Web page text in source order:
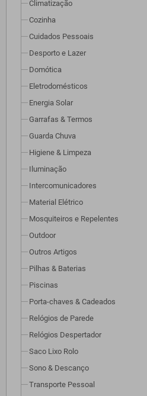
Climatização
Cozinha
Cuidados Pessoais
Desporto e Lazer
Domótica
Eletrodomésticos
Energia Solar
Garrafas & Termos
Guarda Chuva
Higiene & Limpeza
Iluminação
Intercomunicadores
Material Elétrico
Mosquiteiros e Repelentes
Outdoor
Outros Artigos
Pilhas & Baterias
Piscinas
Porta-chaves & Cadeados
Relógios de Parede
Relógios Despertador
Saco Lixo Rolo
Sono & Descanço
Transporte Pessoal